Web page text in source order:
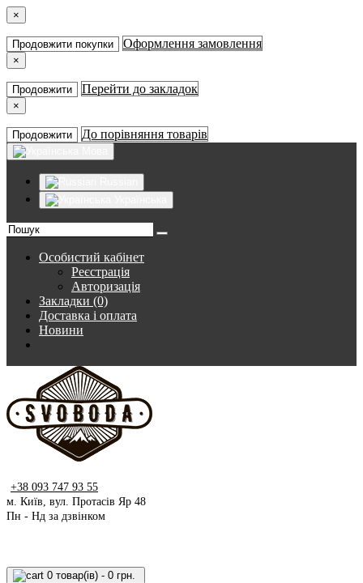
×
Продовжити покупки Оформлення замовлення
×
Продовжити Перейти до закладок
×
Продовжити До порівняння товарів
Особистий кабінет
Реєстрація
Авторизація
Закладки (0)
Доставка і оплата
Новини
+38 093 747 93 55
м. Київ, вул. Протасів Яр 48
Пн - Нд за дзвінком
0 товар(ів) - 0 грн.